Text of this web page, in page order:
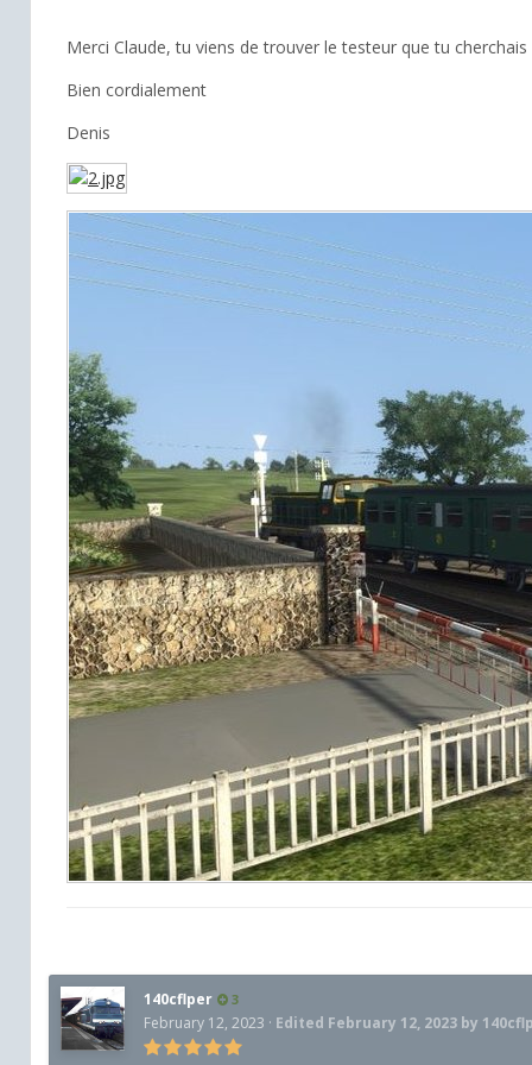
Merci Claude, tu viens de trouver le testeur que tu
Bien cordialement
Denis
140cflper 3
February 12, 2023 · Edited February 12, 2023 by